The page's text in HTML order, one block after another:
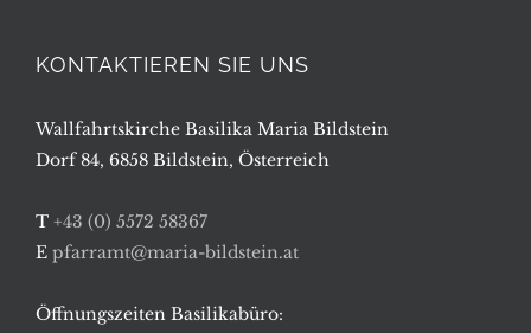
KONTAKTIEREN SIE UNS
Wallfahrtskirche Basilika Maria Bildstein
Dorf 84, 6858 Bildstein, Österreich
T +43 (0) 5572 58367
E pfarramt@maria-bildstein.at
Öffnungszeiten Basilikabüro: